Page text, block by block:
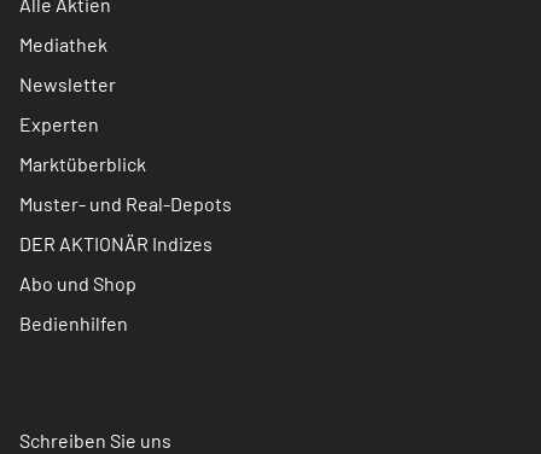
Mediathek
Newsletter
Experten
Marktüberblick
Muster- und Real-Depots
DER AKTIONÄR Indizes
Abo und Shop
Bedienhilfen
Schreiben Sie uns